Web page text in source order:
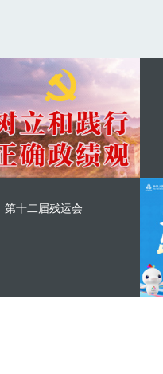
第十二届残运会